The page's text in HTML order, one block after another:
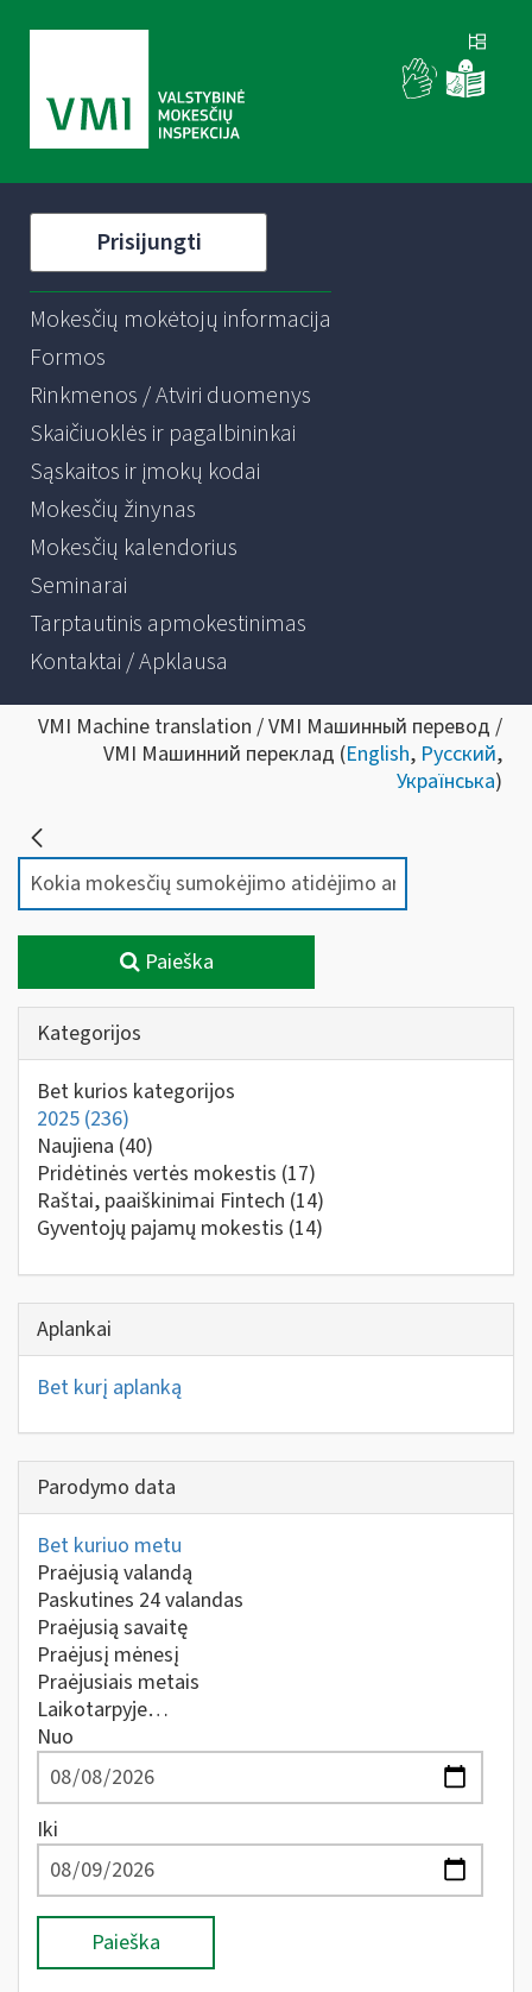
Prisijungti
Mokesčių mokėtojų informacija
Formos
Rinkmenos / Atviri duomenys
Skaičiuoklės ir pagalbininkai
Sąskaitos ir įmokų kodai
Mokesčių žinynas
Mokesčių kalendorius
Seminarai
Tarptautinis apmokestinimas
Kontaktai / Apklausa
VMI Machine translation / VMI Машинный перевод /
VMI Машинний переклад (English, Русский,
Українська)
Paieška
Kategorijos
Bet kurios kategorijos
2025 (236)
Naujiena (40)
Pridėtinės vertės mokestis (17)
Raštai, paaiškinimai Fintech (14)
Gyventojų pajamų mokestis (14)
Aplankai
Bet kurį aplanką
Parodymo data
Bet kuriuo metu
Praėjusią valandą
Paskutines 24 valandas
Praėjusią savaitę
Praėjusį mėnesį
Praėjusiais metais
Laikotarpyje…
Nuo
Iki
Paieška